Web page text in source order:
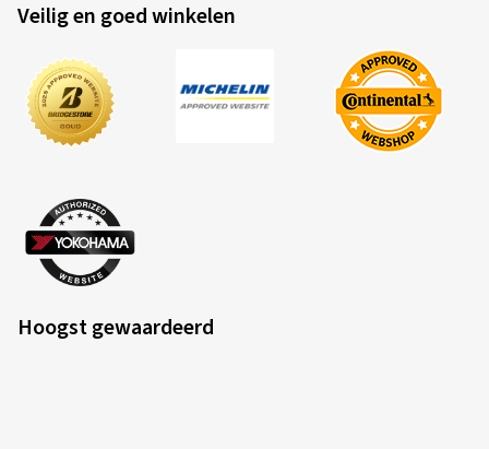
Veilig en goed winkelen
Hoogst gewaardeerd